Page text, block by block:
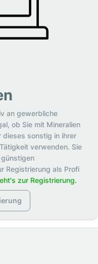
an gewerbliche
ob Sie mit Mineralien
dieses sonstig in ihrer
verwenden. Sie
günstigen
Registrierung als Profi
zur Registrierung.